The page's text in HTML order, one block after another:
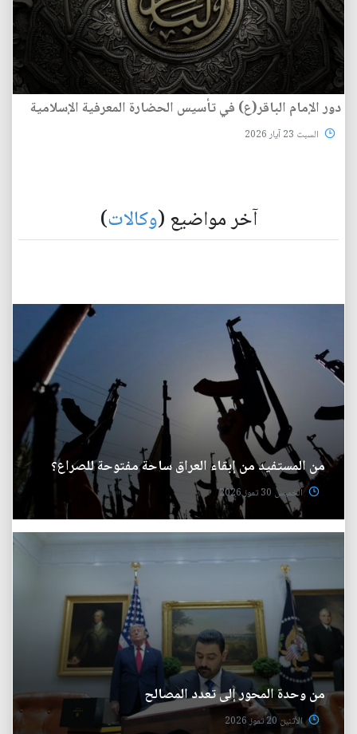
دور الإمام الباقر(ع) في تأسيس الحضارة المعرفية الإسلامية
السبت 23 آيار 2026
آخر مواضيع (وكالات)
من المستفيد من إبقاء العراق ساحة مفتوحة للصراع؟
الخميس 30 تموز 2026
من وحدة المحور إلى تعدد المصالح
الأثنين 20 تموز 2026